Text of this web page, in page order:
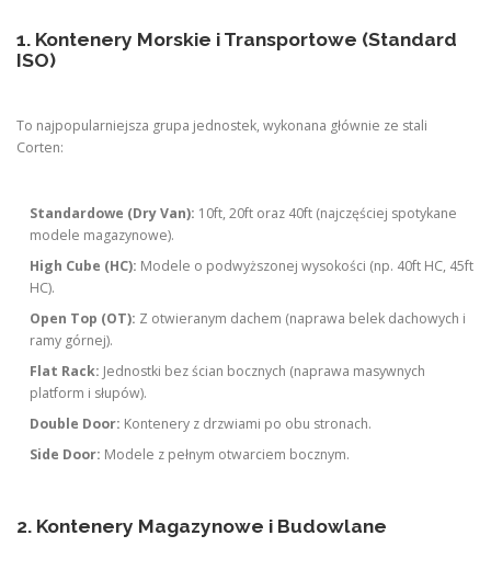
1. Kontenery Morskie i Transportowe (Standard
ISO)
To najpopularniejsza grupa jednostek, wykonana głównie ze stali
Corten:
Standardowe (Dry Van): 10ft, 20ft oraz 40ft (najczęściej spotykane
modele magazynowe).
High Cube (HC): Modele o podwyższonej wysokości (np. 40ft HC, 45ft
HC).
Open Top (OT): Z otwieranym dachem (naprawa belek dachowych i
ramy górnej).
Flat Rack: Jednostki bez ścian bocznych (naprawa masywnych
platform i słupów).
Double Door: Kontenery z drzwiami po obu stronach.
Side Door: Modele z pełnym otwarciem bocznym.
2. Kontenery Magazynowe i Budowlane